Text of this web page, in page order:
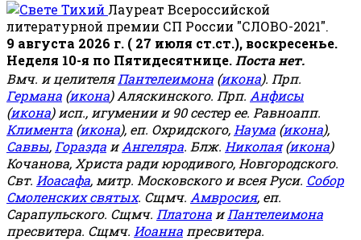
Лауреат Всероссийской
литературной премии СП России "СЛОВО-2021".
9 августа 2026 г. ( 27 июля ст.ст.), воскресенье.
Неделя 10-я по Пятидесятнице. Поста нет.
Вмч. и целителяПантелеимона (икона). Прп.
Германа (икона) Аляскинского. Прп. Анфисы
(икона) исп., игумении и 90 сестер ее. Равноапп.
Климента (икона), еп. Охридского, Наума (икона),
Саввы, Горазда иАнгеляра. Блж. Николая(икона)
Кочанова, Христа ради юродивого, Новгородского.
Свт. Иоасафа, митр. Московского и всея Руси. Собор
Смоленских святых. Сщмч. Амвросия, еп.
Сарапульского. Сщмч. Платона иПантелеимона
пресвитера. Сщмч. Иоанна пресвитера.